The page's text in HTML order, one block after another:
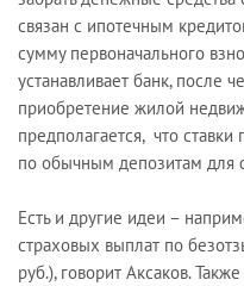
связан с ипотечным
сумму первоначального
устанавливает банк, после
приобретение жилой
предполагается, что
по обычным депозитам для
Есть и другие идеи –
страховых выплат по
руб.), говорит Аксаков.